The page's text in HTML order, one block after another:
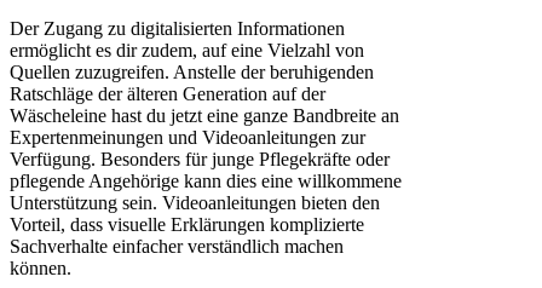
Der Zugang zu digitalisierten Informationen
ermöglicht es dir zudem, auf eine Vielzahl von
Quellen zuzugreifen. Anstelle der beruhigenden
Ratschläge der älteren Generation auf der
Wäscheleine hast du jetzt eine ganze Bandbreite an
Expertenmeinungen und Videoanleitungen zur
Verfügung. Besonders für junge Pflegekräfte oder
pflegende Angehörige kann dies eine willkommene
Unterstützung sein. Videoanleitungen bieten den
Vorteil, dass visuelle Erklärungen komplizierte
Sachverhalte einfacher verständlich machen
können.